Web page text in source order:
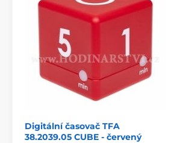
Digitální časovač TFA
38.2039.05 CUBE - červený